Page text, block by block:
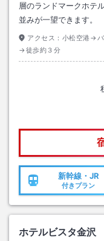
層のランドマークホテ
並みが一望できます。
アクセス： 小松空港→バ
→徒歩約３分
新幹線・JR
付きプラン
ホテルビスタ金沢